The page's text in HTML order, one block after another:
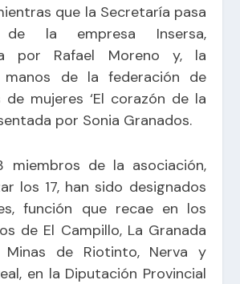
que la Secretaría pasa
la empresa Insersa,
por Rafael Moreno y, la
manos de la federación de
de mujeres ‘El corazón de la
por Sonia Granados.
miembros de la asociación,
los 17, han sido designados
función que recae en los
de El Campillo, La Granada
Minas de Riotinto, Nerva y
en la Diputación Provincial